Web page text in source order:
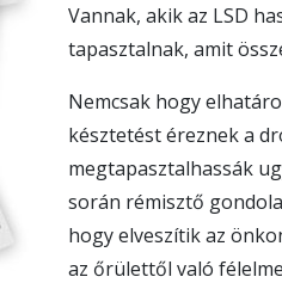
Vannak, akik az LSD
tapasztalnak, amit
Nemcsak hogy
késztetést éreznek a
megtapasztalhassák
során rémisztő
hogy elveszítik az
az őrülettől való